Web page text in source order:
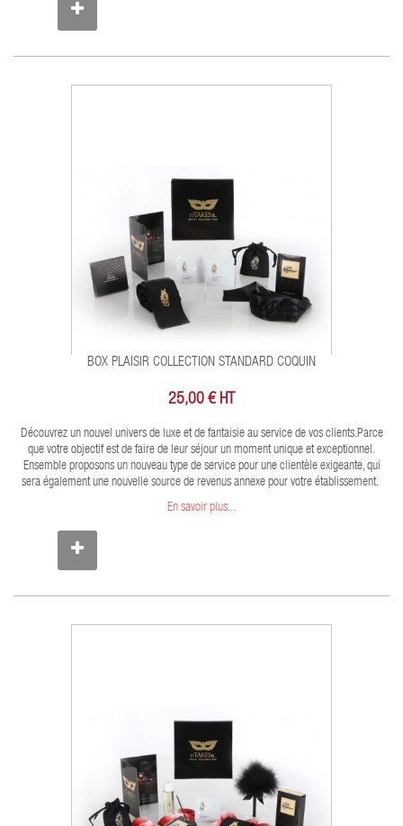
BOX PLAISIR COLLECTION STANDARD COQUIN
25,00 € HT
Découvrez un nouvel univers de luxe et de fantaisie au service de vos clients.Parce
que votre objectif est de faire de leur séjour un moment unique et exceptionnel.
Ensemble proposons un nouveau type de service pour une clientèle exigeante, qui
sera également une nouvelle source de revenus annexe pour votre établissement.
En savoir plus...